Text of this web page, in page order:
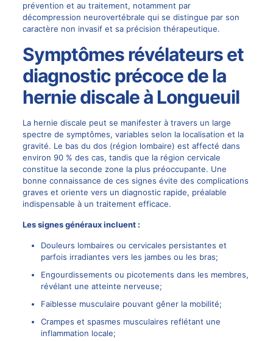
prévention et au traitement, notamment par
décompression neurovertébrale qui se distingue par son
caractère non invasif et sa précision thérapeutique.
Symptômes révélateurs et
diagnostic précoce de la
hernie discale à Longueuil
La hernie discale peut se manifester à travers un large
spectre de symptômes, variables selon la localisation et la
gravité. Le bas du dos (région lombaire) est affecté dans
environ 90 % des cas, tandis que la région cervicale
constitue la seconde zone la plus préoccupante. Une
bonne connaissance de ces signes évite des complications
graves et oriente vers un diagnostic rapide, préalable
indispensable à un traitement efficace.
Les signes généraux incluent :
Douleurs lombaires ou cervicales persistantes et
parfois irradiantes vers les jambes ou les bras;
Engourdissements ou picotements dans les membres,
révélant une atteinte nerveuse;
Faiblesse musculaire pouvant gêner la mobilité;
Crampes et spasmes musculaires reflétant une
inflammation locale;